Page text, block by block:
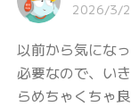
2026/3/
以前から気にな
必要なので、い
らめちゃくちゃ